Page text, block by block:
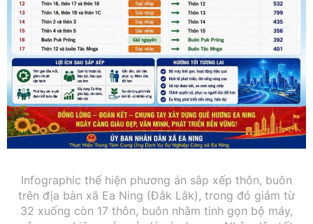
Infographic thể hiện phương án sắp xếp thôn, buôn
trên địa bàn xã Ea Ning (Đắk Lắk), trong đó giảm từ
32 xuống còn 17 thôn, buôn nhằm tinh gọn bộ máy,